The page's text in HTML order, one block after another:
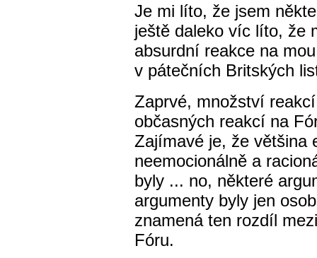
Je mi líto, že jsem
ještě daleko víc líto, že
absurdní reakce na
v pátečních Britských
Zaprvé, množství
občasných reakcí na
Zajímavé je, že většina
neemocionálně a
byly ... no, některé
argumenty byly jen
znamená ten rozdíl
Fóru.